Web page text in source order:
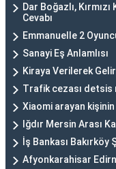
Dar Boğazlı,
Cevabı
Emmanuelle 2
Sanayi Eş Anlamlısı
Kiraya Verilerek
Trafik cezası detsis
Xiaomi arayan
Iğdır Mersin Arası
İş Bankası Bakırköy
Afyonkarahisar